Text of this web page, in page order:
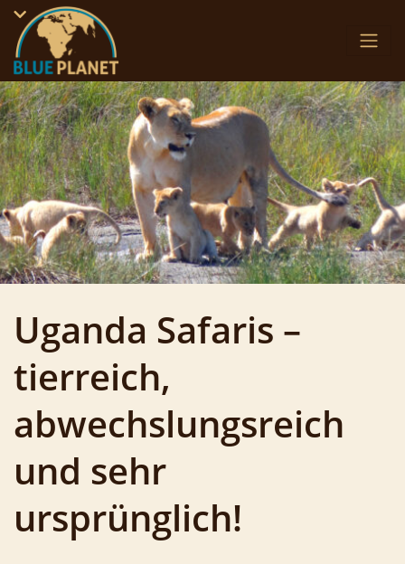
Skip
content
Uganda Safaris –
tierreich,
abwechslungsreich
und sehr
ursprünglich!